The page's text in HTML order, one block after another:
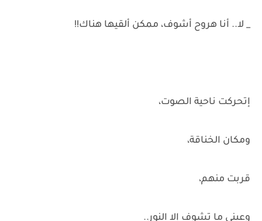
_ لا.. أنا هروح أشوف، ممكن ألقيها هناك!!
إتحركت ناحية الصوت،
ومكان الخناقة،
قربت منهم،
وعيني ما تشوف إلا النور..